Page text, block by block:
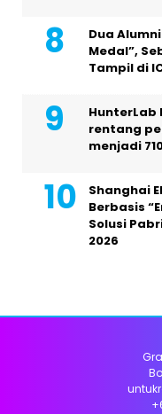
Dua
Medal”,
Tampil di
HunterLab
rentang
menjadi
Shanghai
Berbasis
Solusi
2026